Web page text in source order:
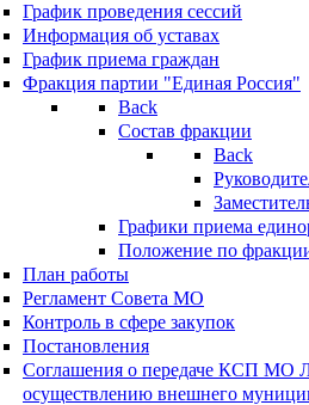
График проведения сессий
Информация об уставах
График приема граждан
Фракция партии "Единая Россия"
Back
Состав фракции
Back
Графики приема
Положение по
План работы
Регламент Совета МО
Контроль в сфере закупок
Постановления
Соглашения о передаче КСП МО
осуществлению внешнего